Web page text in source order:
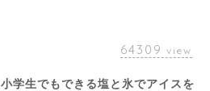
64309 view
小学生でもできる塩と氷でアイスを